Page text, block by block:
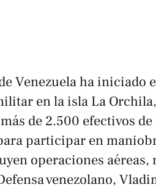
Venezuela ha iniciado
en la isla La
de 2.500 efectivos
participar en
operaciones
venezolano,